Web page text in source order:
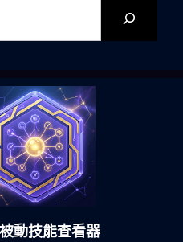
彩發達神器